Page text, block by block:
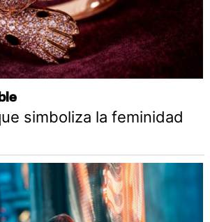
simboliza la feminidad